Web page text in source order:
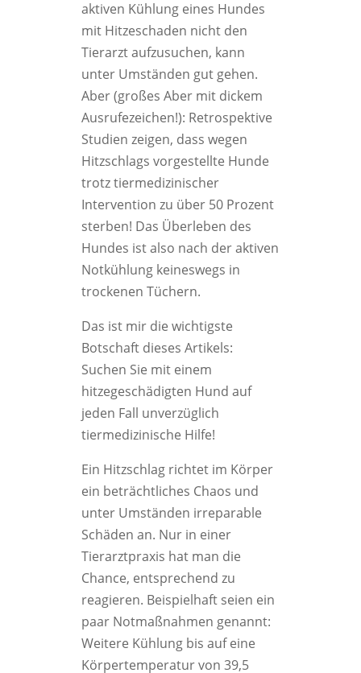
aktiven Kühlung eines Hundes
mit Hitzeschaden nicht den
Tierarzt aufzusuchen, kann
unter Umständen gut gehen.
Aber (großes Aber mit dickem
Ausrufezeichen!): Retrospektive
Studien zeigen, dass wegen
Hitzschlags vorgestellte Hunde
trotz tiermedizinischer
Intervention zu über 50 Prozent
sterben! Das Überleben des
Hundes ist also nach der aktiven
Notkühlung keineswegs in
trockenen Tüchern.
Das ist mir die wichtigste
Botschaft dieses Artikels:
Suchen Sie mit einem
hitzegeschädigten Hund auf
jeden Fall unverzüglich
tiermedizinische Hilfe!
Ein Hitzschlag richtet im Körper
ein beträchtliches Chaos und
unter Umständen irreparable
Schäden an. Nur in einer
Tierarztpraxis hat man die
Chance, entsprechend zu
reagieren. Beispielhaft seien ein
paar Notmaßnahmen genannt:
Weitere Kühlung bis auf eine
Körpertemperatur von 39,5